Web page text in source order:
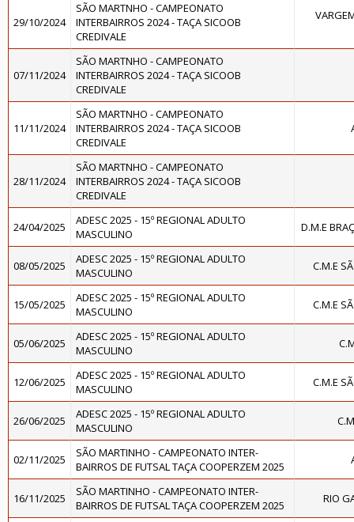
29/10/2024
SÃO MARTNHO - CAMPEONATO
INTERBAIRROS 2024 - TAÇA SICOOB
CREDIVALE
07/11/2024
SÃO MARTNHO - CAMPEONATO
INTERBAIRROS 2024 - TAÇA SICOOB
CREDIVALE
11/11/2024
SÃO MARTNHO - CAMPEONATO
INTERBAIRROS 2024 - TAÇA SICOOB
CREDIVALE
28/11/2024
SÃO MARTNHO - CAMPEONATO
INTERBAIRROS 2024 - TAÇA SICOOB
CREDIVALE
24/04/2025
ADESC 2025 - 15º REGIONAL ADULTO
MASCULINO
D.M.E
08/05/2025
ADESC 2025 - 15º REGIONAL ADULTO
MASCULINO
C.M.E
15/05/2025
ADESC 2025 - 15º REGIONAL ADULTO
MASCULINO
C.M.E
05/06/2025
ADESC 2025 - 15º REGIONAL ADULTO
MASCULINO
12/06/2025
ADESC 2025 - 15º REGIONAL ADULTO
MASCULINO
C.M.E
26/06/2025
ADESC 2025 - 15º REGIONAL ADULTO
MASCULINO
02/11/2025
SÃO MARTINHO - CAMPEONATO INTER-
BAIRROS DE FUTSAL TAÇA COOPERZEM 2025
16/11/2025
SÃO MARTINHO - CAMPEONATO INTER-
BAIRROS DE FUTSAL TAÇA COOPERZEM 2025
RIO